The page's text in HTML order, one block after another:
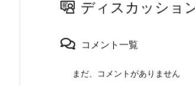
ディスカッショ
コメント一覧
まだ、コメントがありません